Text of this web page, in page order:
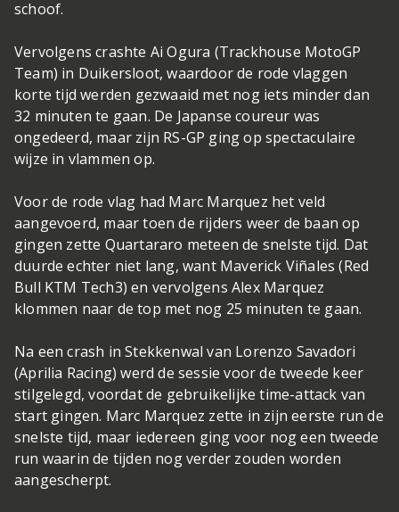
schoof.
Vervolgens crashte Ai Ogura (Trackhouse MotoGP
Team) in Duikersloot, waardoor de rode vlaggen
korte tijd werden gezwaaid met nog iets minder dan
32 minuten te gaan. De Japanse coureur was
ongedeerd, maar zijn RS-GP ging op spectaculaire
wijze in vlammen op.
Voor de rode vlag had Marc Marquez het veld
aangevoerd, maar toen de rijders weer de baan op
gingen zette Quartararo meteen de snelste tijd. Dat
duurde echter niet lang, want Maverick Viñales (Red
Bull KTM Tech3) en vervolgens Alex Marquez
klommen naar de top met nog 25 minuten te gaan.
Na een crash in Stekkenwal van Lorenzo Savadori
(Aprilia Racing) werd de sessie voor de tweede keer
stilgelegd, voordat de gebruikelijke time-attack van
start gingen. Marc Marquez zette in zijn eerste run de
snelste tijd, maar iedereen ging voor nog een tweede
run waarin de tijden nog verder zouden worden
aangescherpt.